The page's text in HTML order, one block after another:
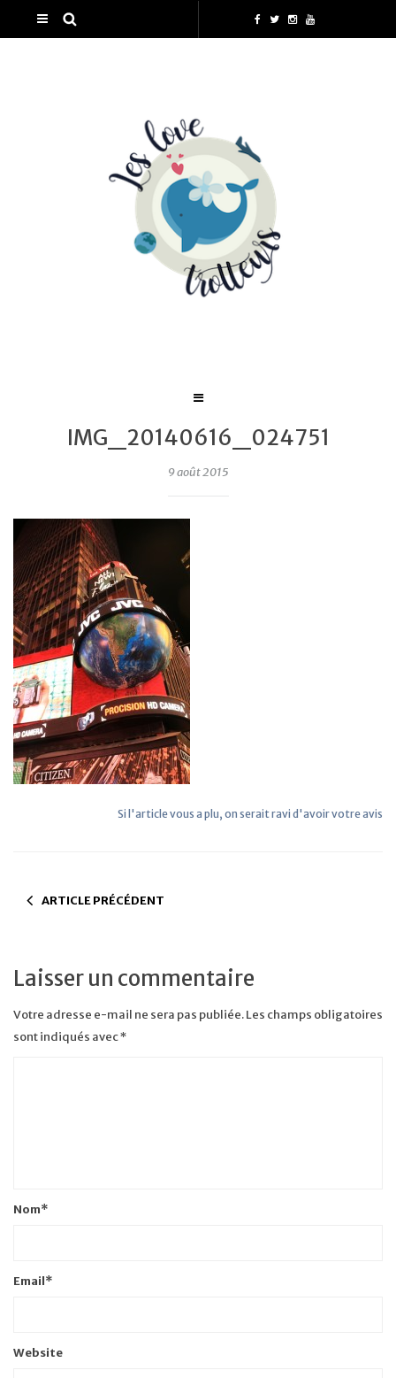
IMG_20140616_024751
9 août 2015
Si l'article vous a plu, on serait ravi d'avoir votre avis
ARTICLE PRÉCÉDENT
Laisser un commentaire
Votre adresse e-mail ne sera pas publiée.Les champs obligatoires
sont indiqués avec*
Nom*
Email*
Website